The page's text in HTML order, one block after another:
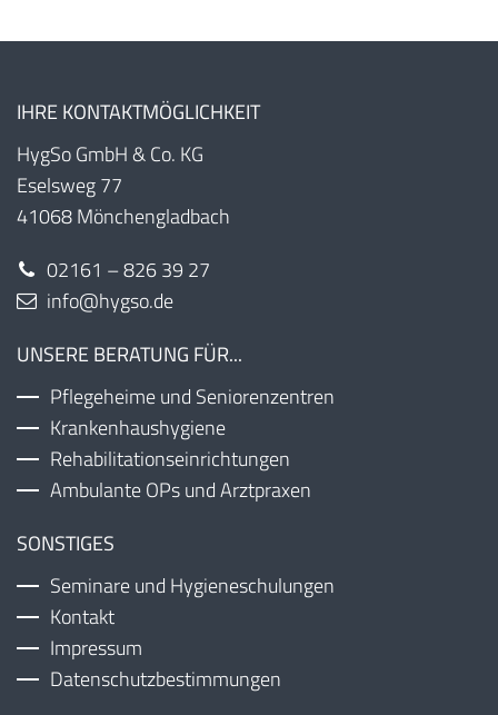
IHRE KONTAKTMÖGLICHKEIT
HygSo GmbH & Co. KG
Eselsweg 77
41068 Mönchengladbach
02161 – 826 39 27
info@hygso.de
UNSERE BERATUNG FÜR...
Pflegeheime und Seniorenzentren
Krankenhaushygiene
Rehabilitationseinrichtungen
Ambulante OPs und Arztpraxen
SONSTIGES
Seminare und Hygieneschulungen
Kontakt
Impressum
Datenschutzbestimmungen